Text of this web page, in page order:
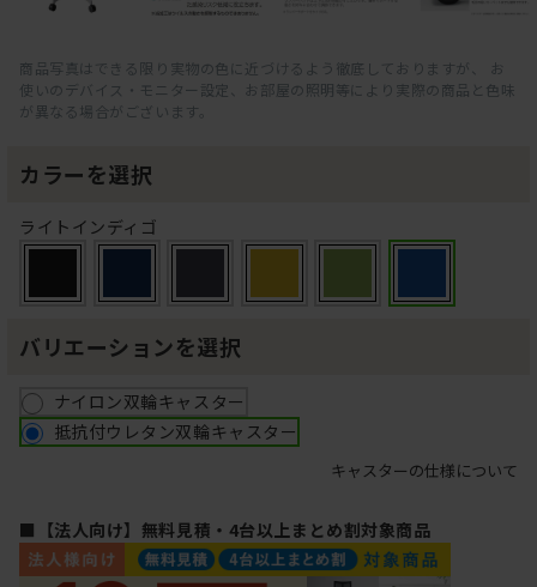
商品写真はできる限り実物の色に近づけるよう徹底しておりますが、 お
使いのデバイス・モニター設定、お部屋の照明等により実際の商品と色味
が異なる場合がございます。
カラーを選択
ライトインディゴ
バリエーションを選択
ナイロン双輪キャスター
抵抗付ウレタン双輪キャスター
キャスターの仕様について
■【法人向け】無料見積・4台以上まとめ割対象商品